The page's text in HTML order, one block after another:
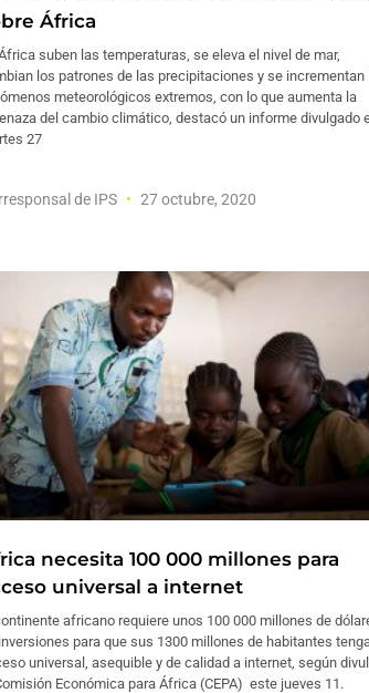
África
suben las temperaturas, se eleva el nivel de mar,
los patrones de las precipitaciones y se incrementan
meteorológicos extremos, con lo que aumenta la
del cambio climático, destacó un informe divulgado
27
de IPS 27 octubre, 2020
necesita 100 000 millones para
universal a internet
africano requiere unos 100 000 millones de
para que sus 1300 millones de habitantes
universal, asequible y de calidad a internet, según
Económica para África (CEPA) este jueves 11.